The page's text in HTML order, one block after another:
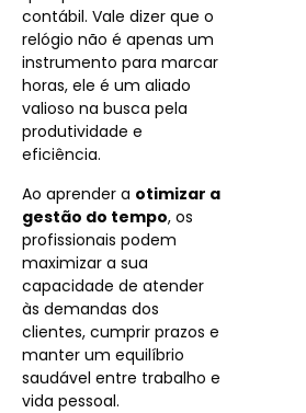
contábil. Vale dizer que o
relógio não é apenas um
instrumento para marcar
horas, ele é um aliado
valioso na busca pela
produtividade e
eficiência.
Ao aprender a otimizar a
gestão do tempo, os
profissionais podem
maximizar a sua
capacidade de atender
às demandas dos
clientes, cumprir prazos e
manter um equilíbrio
saudável entre trabalho e
vida pessoal.